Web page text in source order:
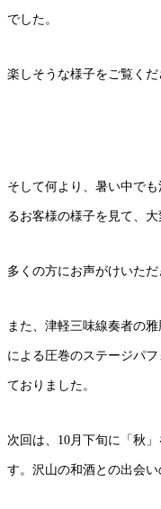
でした。
楽しそうな様子をご覧くだ
そして何より、暑い中で
るお客様の様子を見て、
多くの方にお声がけいた
また、津軽三味線奏者の
による圧巻のステージパ
ておりました。
次回は、10月下旬に「秋
す。沢山の和酒との出会